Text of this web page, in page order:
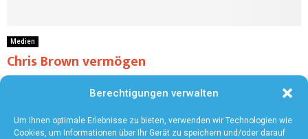
Berechtigungen verwalten
Um Ihnen optimale Erlebnisse zu bieten, verwenden wir Technologien wie
Cookies, um Informationen über Ihr Gerät zu speichern und/oder darauf
Medien
Chris Brown vermögen
Vermögen von Chris Brown erhalten, einem der umstrittensten,
aber auch talentiertesten Künstler der modernen Musikszene....